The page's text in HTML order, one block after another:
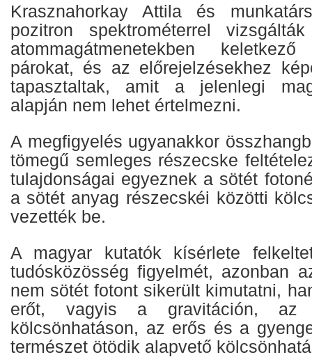
Krasznahorkay Attila és
pozitron spektrométerrel
atommagátmenetekben keletkező
párokat, és az előrejelzésekhez
tapasztaltak, amit a jelenlegi
alapján nem lehet értelmezni.
A megfigyelés ugyanakkor
tömegű semleges részecske
tulajdonságai egyeznek a sötét
a sötét anyag részecskéi közötti
vezették be.
A magyar kutatók kísérlete
tudósközösség figyelmét, azonban
nem sötét fotont sikerült kimutatni,
erőt, vagyis a gravitáción, az
kölcsönhatáson, az erős és a
természet ötödik alapvető